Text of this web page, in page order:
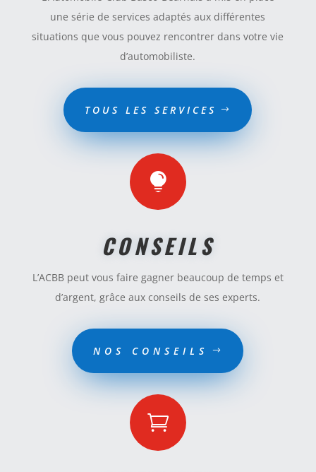
une série de services adaptés aux différentes
situations que vous pouvez rencontrer dans votre vie
d’automobiliste.
TOUS LES SERVICES

CONSEILS
L’ACBB peut vous faire gagner beaucoup de temps et
d’argent, grâce aux conseils de ses experts.
NOS CONSEILS
